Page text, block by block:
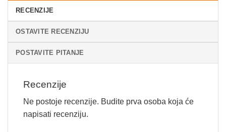
RECENZIJE
OSTAVITE RECENZIJU
POSTAVITE PITANJE
Recenzije
Ne postoje recenzije. Budite prva osoba koja će
napisati recenziju.